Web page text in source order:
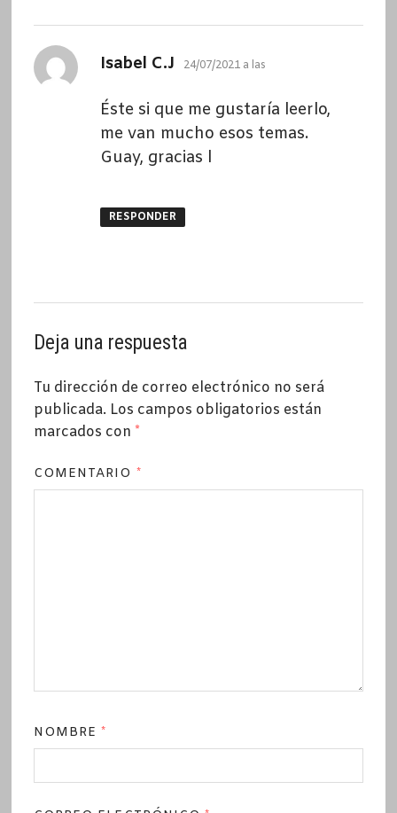
Isabel C.J dice:
24/07/2021 a las
Éste si que me gustaría leerlo,
me van mucho esos temas.
Guay, gracias l
RESPONDER
Deja una respuesta
Tu dirección de correo electrónico no será
publicada. Los campos obligatorios están
marcados con *
COMENTARIO *
NOMBRE*